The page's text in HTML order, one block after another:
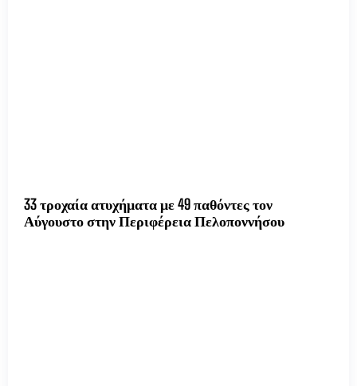
33 τροχαία ατυχήματα με 49 παθόντες τον
Αύγουστο στην Περιφέρεια Πελοποννήσου